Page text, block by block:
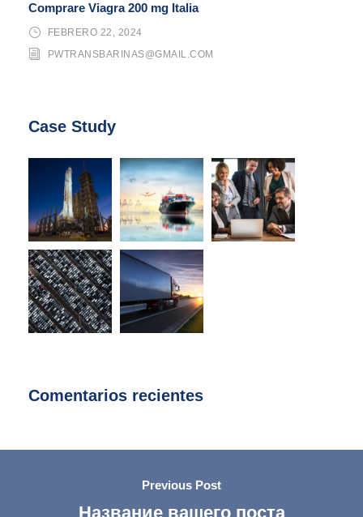
Comprare Viagra 200 mg Italia
FEBRERO 22, 2024
PWTRANSBARINAS@GMAIL.COM
Case Study
Comentarios recientes
Previous Post
Название вашего поста